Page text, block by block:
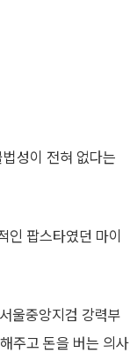
성이 전혀 없다는
팝스타였던 마이
울중앙지검 강력부
주고 돈을 버는 의사